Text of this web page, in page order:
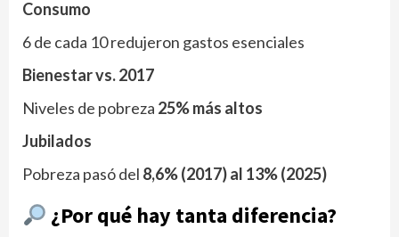
Consumo
6 de cada 10 redujeron gastos esenciales
Bienestar vs. 2017
Niveles de pobreza 25% más altos
Jubilados
Pobreza pasó del 8,6% (2017) al 13% (2025)
¿Por qué hay tanta diferencia?